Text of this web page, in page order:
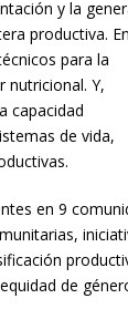
y la
productiva. En
para la
nutricional. Y,
capacidad
de vida,
en 9
de